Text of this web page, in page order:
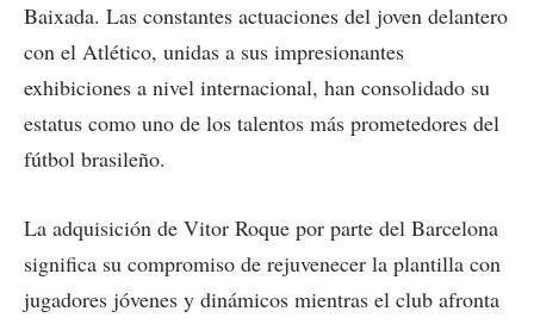
Baixada. Las constantes actuaciones del joven delantero
con el Atlético, unidas a sus impresionantes
exhibiciones a nivel internacional, han consolidado su
estatus como uno de los talentos más prometedores del
fútbol brasileño.
La adquisición de Vitor Roque por parte del Barcelona
significa su compromiso de rejuvenecer la plantilla con
jugadores jóvenes y dinámicos mientras el club afronta